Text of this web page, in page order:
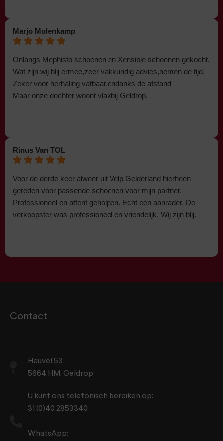
Marjo Molenkamp
Onlangs Mephisto schoenen en Xensible schoenen gekocht.
Wat zijn wij blij ermee,zeer vakkundig advies,nemen de tijd.
Zeker voor herhaling vatbaar,ondanks de afstand
Maar onze dochter woont vlakbij Geldrop.
Rinus Van TOL
Voor de derde keer alweer uit Velp Gelderland hierheen
gereden voor passende schoenen voor mijn partner.
Professioneel en attent geholpen. Echt een aanrader. De
verkoopster was professioneel en vriendelijk. Wij zijn blij.
Contact
Heuvel 53
5664 HM, Geldrop
U kunt ons telefonisch bereiken op:
31 (0)40 2853340
WhatsApp: